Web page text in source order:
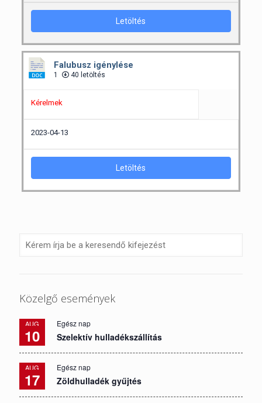
Letöltés
Falubusz igénylése
1 40 letöltés
Kérelmek
2023-04-13
Letöltés
Közelgő események
AUG
10
Egész nap
Szelektív hulladékszállítás
AUG
17
Egész nap
Zöldhulladék gyűjtés